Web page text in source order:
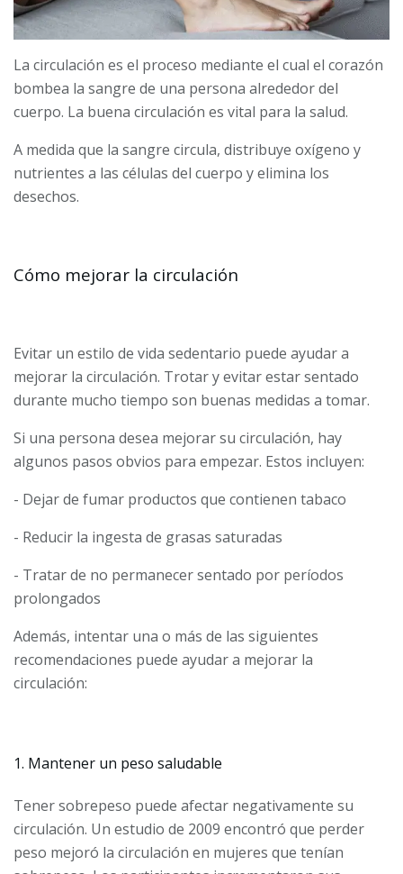
La circulación es el proceso mediante el cual el corazón
bombea la sangre de una persona alrededor del
cuerpo. La buena circulación es vital para la salud.
A medida que la sangre circula, distribuye oxígeno y
nutrientes a las células del cuerpo y elimina los
desechos.
Cómo mejorar la circulación
Evitar un estilo de vida sedentario puede ayudar a
mejorar la circulación. Trotar y evitar estar sentado
durante mucho tiempo son buenas medidas a tomar.
Si una persona desea mejorar su circulación, hay
algunos pasos obvios para empezar. Estos incluyen:
- Dejar de fumar productos que contienen tabaco
- Reducir la ingesta de grasas saturadas
- Tratar de no permanecer sentado por períodos
prolongados
Además, intentar una o más de las siguientes
recomendaciones puede ayudar a mejorar la
circulación:
1. Mantener un peso saludable
Tener sobrepeso puede afectar negativamente su
circulación. Un estudio de 2009 encontró que perder
peso mejoró la circulación en mujeres que tenían